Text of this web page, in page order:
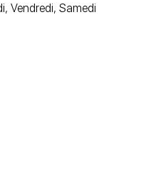
Vendredi, Samedi